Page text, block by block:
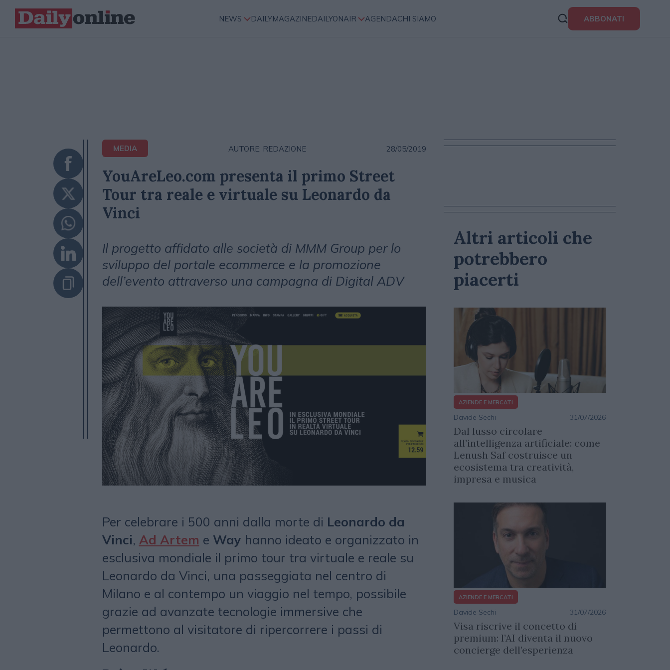
NEWS DAILYMAGAZINEDAILYONAIR AGENDACHI SIAMO ABBONATI
MEDIA AUTORE: REDAZIONE 28/05/2019
YouAreLeo.com presenta il primo Street
Tour tra reale e virtuale su Leonardo da
Vinci
Il progetto affidato alle società di MMM Group per lo
sviluppo del portale ecommerce e la promozione
dell’evento attraverso una campagna di Digital ADV
Per celebrare i 500 anni dalla morte di Leonardo da
Vinci, Ad Artem e Way hanno ideato e organizzato in
esclusiva mondiale il primo tour tra virtuale e reale su
Leonardo da Vinci, una passeggiata nel centro di
Milano e al contempo un viaggio nel tempo, possibile
grazie ad avanzate tecnologie immersive che
permettono al visitatore di ripercorrere i passi di
Leonardo.
Altri articoli che
potrebbero
piacerti
AZIENDE E MERCATI
Davide Sechi 31/07/2026
Dal lusso circolare
all’intelligenza artificiale: come
Lenush Saf costruisce un
ecosistema tra creatività,
impresa e musica
AZIENDE E MERCATI
Davide Sechi 31/07/2026
Visa riscrive il concetto di
premium: l’AI diventa il nuovo
concierge dell’esperienza